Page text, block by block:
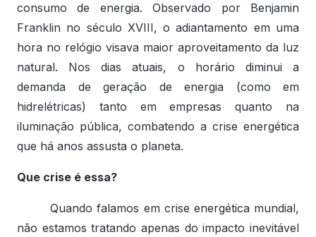
consumo de energia. Observado por Benjamin
Franklin no século XVIII, o adiantamento em uma
hora no relógio visava maior aproveitamento da luz
natural. Nos dias atuais, o horário diminui a
demanda de geração de energia (como em
hidrelétricas) tanto em empresas quanto na
iluminação pública, combatendo a crise energética
que há anos assusta o planeta.
Que crise é essa?
Quando falamos em crise energética mundial,
não estamos tratando apenas do impacto inevitável